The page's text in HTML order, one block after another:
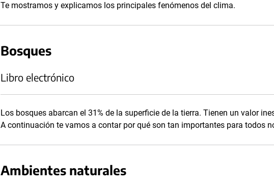
Te mostramos y explicamos los principales fenómenos del clima.
Bosques
Libro electrónico
Los bosques abarcan el 31% de la superficie de la tierra. Tienen un valor
A continuación te vamos a contar por qué son tan importantes para todos
Ambientes naturales